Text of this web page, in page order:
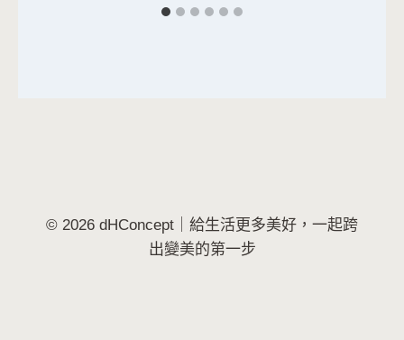
© 2026 dHConcept｜給生活更多美好，一起跨
出變美的第一步